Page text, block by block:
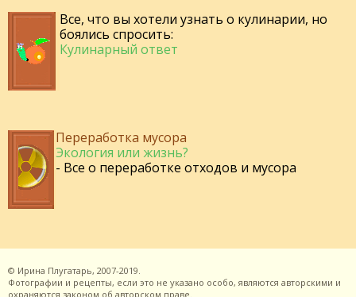
Все, что вы хотели узнать о кулинарии, но
боялись спросить:
Кулинарный ответ
Переработка мусора
Экология или жизнь?
- Все о переработке отходов и мусора
© Ирина Плугатарь, 2007-2019.
Фотографии и рецепты, если это не указано особо, являются авторскими и
охраняются законом об авторском праве.